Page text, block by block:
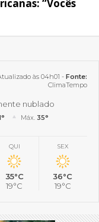
“Vocês
às 04h01 - Fonte:
ClimaTempo
nublado
Máx. 35°
QUI
35°C
19°C
SEX
36°C
19°C